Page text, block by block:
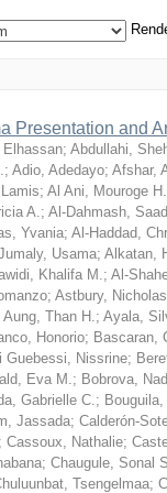
Presentation and
; Abdullahi,
; Adio, Adedayo; Afshar,
; Al Ani, Mouroge H.
A.; Al-Dahmash,
Yvania; Al-Haddad,
Usama; Alkatan,
Khalifa M.; Al-
; Astbury,
Aung, Than H.; Ayala,
Honorio; Bascaran,
Guebessi, Nissrine;
Eva M.; Bobrova,
Gabrielle C.; Bouguila,
Jassada; Calderón-
; Cassoux, Nathalie;
; Chaugule, Sonal
Tsengelmaa;